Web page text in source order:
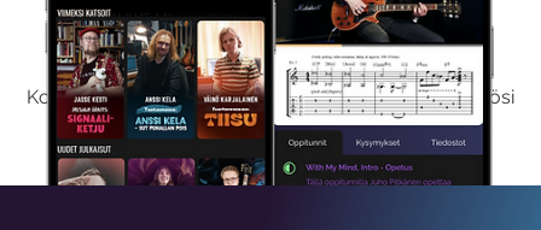
Kokeile Ilmaiseksi
Kokeilemalla ilmaiseksi saat koko sisältömme käyttöösi
viikon ajaksi.